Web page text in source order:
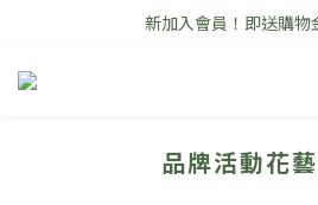
\ 七夕情人節花禮早
新加入會員！即送購物
開幕高架花籃全品項享「
品牌活動花